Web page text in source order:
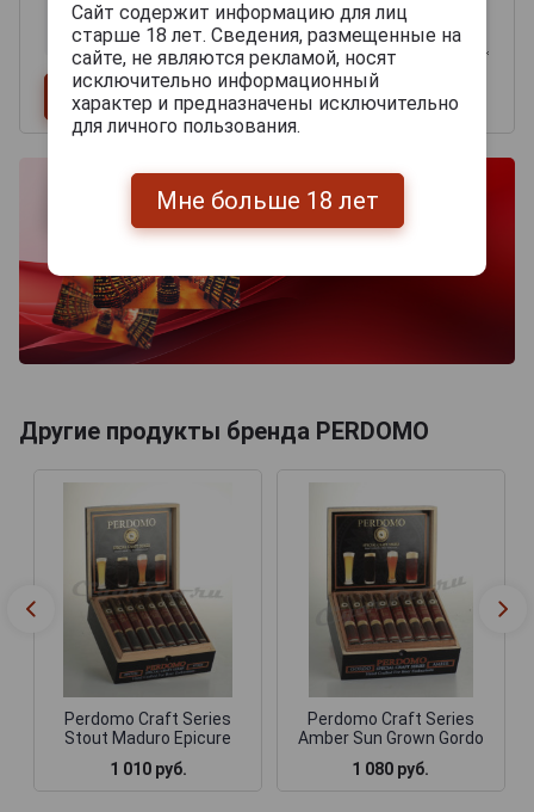
Другие продукты бренда PERDOMO
Perdomo Craft Series
Stout Maduro Epicure
1 010 руб.
Perdomo Craft Series
Amber Sun Grown Gordo
1 080 руб.
Сайт содержит информацию для лиц
старше 18 лет. Сведения, размещенные на
сайте, не являются рекламой, носят
исключительно информационный
характер и предназначены исключительно
для личного пользования.
Мне больше 18 лет